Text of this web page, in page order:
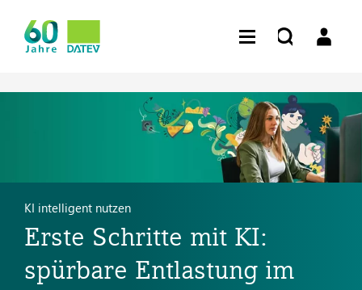
KI intelligent nutzen
Erste Schritte mit KI:
spürbare Entlastung im